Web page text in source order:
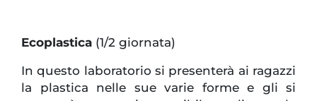
Ecoplastica (1/2 giornata)
In questo laboratorio si presenterà ai ragazzi
la plastica nelle sue varie forme e gli si